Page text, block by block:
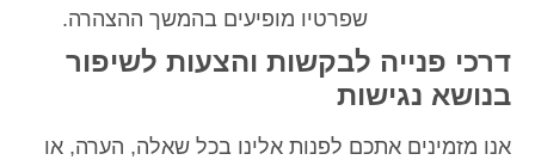
שפרטיו מופיעים בהמשך ההצהרה.
לבקשות והצעות לשיפור
נגישות
אתכם לפנות אלינו בכל שאלה, הערה, או